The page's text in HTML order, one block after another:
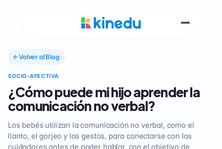
Volver al Blog
SOCIO-AFECTIVA
¿Cómo puede mi hijo aprender la
comunicación no verbal?
Los bebés utilizan la comunicación no verbal, como el
llanto, el gorjeo y los gestos, para conectarse con los
cuidadores antes de poder hablar, con el objetivo de